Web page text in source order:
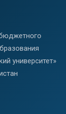
университет»